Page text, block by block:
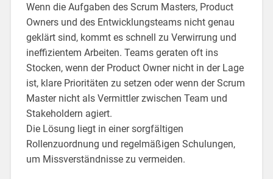
Wenn die Aufgaben des Scrum Masters, Product
Owners und des Entwicklungsteams nicht genau
geklärt sind, kommt es schnell zu Verwirrung und
ineffizientem Arbeiten. Teams geraten oft ins
Stocken, wenn der Product Owner nicht in der Lage
ist, klare Prioritäten zu setzen oder wenn der Scrum
Master nicht als Vermittler zwischen Team und
Stakeholdern agiert.
Die Lösung liegt in einer sorgfältigen
Rollenzuordnung und regelmäßigen Schulungen,
um Missverständnisse zu vermeiden.